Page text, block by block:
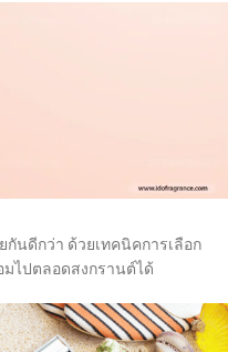
กันดีกว่า ด้วยเทคนิคการเลือก
ไปตลอดสงกรานต์ได้